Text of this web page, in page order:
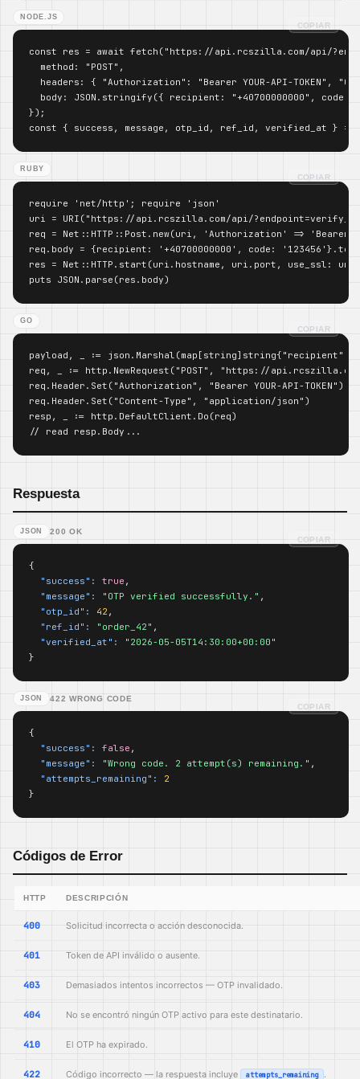
NODE.JS
const res = await fetch("https://api.rcszilla.com/api/
  method: "POST",
headers: { "Authorization": "Bearer YOUR-API-TOKEN",
body: JSON.stringify({ recipient: "+40700000000", code:
});
const { success, message, otp_id, ref_id, verified_at } =
COPIAR
RUBY
require 'net/http'; require 'json'
uri = URI("https://api.rcszilla.com/api/
req = Net::HTTP::Post.new(uri, 'Authorization' => 'Bearer
req.body = {recipient: '+40700000000', code:
res = Net::HTTP.start(uri.hostname, uri.port, use_ssl:
puts JSON.parse(res.body)
COPIAR
GO
payload, _ := json.Marshal(map[string]string{"recipient":
req, _ := http.NewRequest("POST", "https://
req.Header.Set("Authorization", "Bearer YOUR-API-TOKEN")
req.Header.Set("Content-Type", "application/json")
resp, _ := http.DefaultClient.Do(req)
// read resp.Body...
COPIAR
Respuesta
JSON 200 OK
{
"success":
true ,
"message":
"OTP verified successfully." ,
"otp_id":
42,
"ref_id":
"order_42" ,
"verified_at":
"2026-05-05T14:30:00+00:00"
}
COPIAR
JSON 422 WRONG CODE
{
"success":
false ,
"message":
"Wrong code. 2 attempt(s) remaining." ,
"attempts_remaining":
2
}
COPIAR
Códigos de Error
HTTP DESCRIPCIÓN
400 Solicitud incorrecta o acción desconocida.
401 Token de API inválido o ausente.
403 Demasiados intentos incorrectos — OTP invalidado.
404 No se encontró ningún OTP activo para este destinatario.
410 El OTP ha expirado.
422 Código incorrecto — la respuesta incluye attempts_remaining .